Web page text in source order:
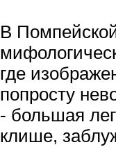
В
где
попросту
- большая
клише,